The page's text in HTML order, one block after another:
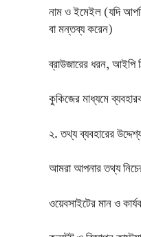
নাম ও ইমেইল (যদি
বা মন্তব্য করেন)
ব্রাউজারের ধরন, আইপি
কুকিজের মাধ্যমে
২. তথ্য ব্যবহারের
আমরা আপনার তথ্য
ওয়েবসাইটের মান ও